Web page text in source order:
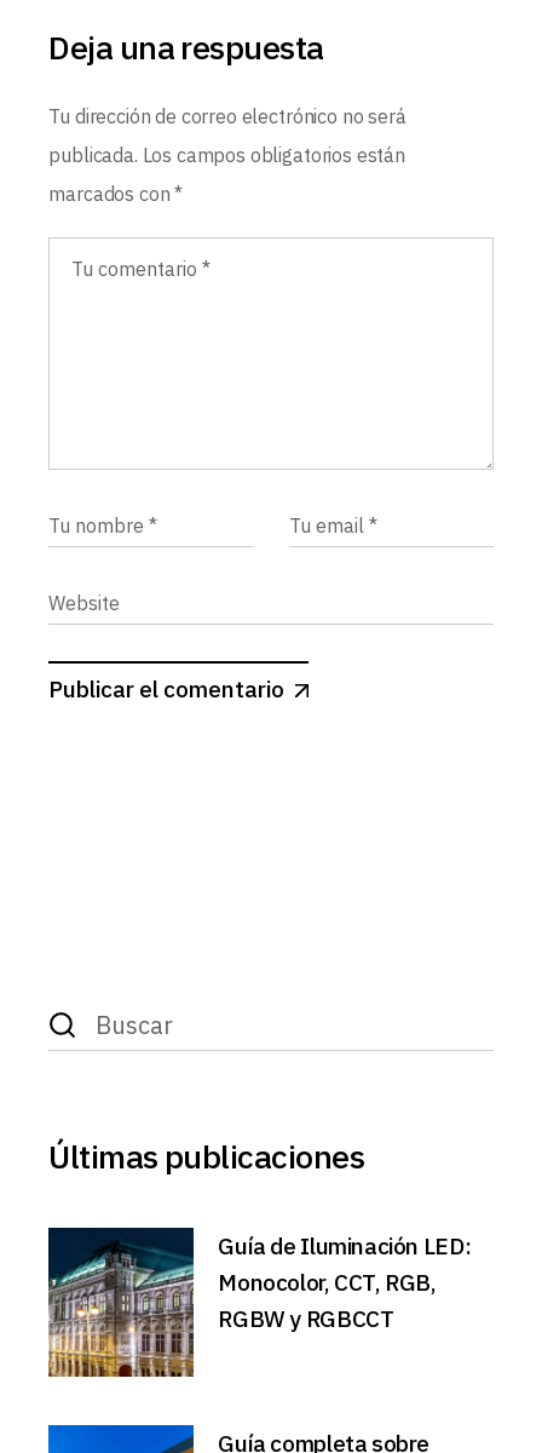
Deja una respuesta
Tu dirección de correo electrónico no será
publicada. Los campos obligatorios están
marcados con*
Publicar el comentario
Últimas publicaciones
Guía de Iluminación LED:
Monocolor, CCT, RGB,
RGBW y RGBCCT
Guía completa sobre